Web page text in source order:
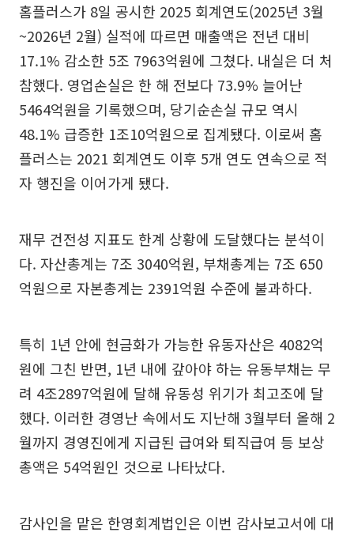
홈플러스가 8일 공시한 2025 회계연도(2025년 3월
~2026년 2월) 실적에 따르면 매출액은 전년 대비
17.1% 감소한 5조 7963억원에 그쳤다. 내실은 더 처
참했다. 영업손실은 한 해 전보다 73.9% 늘어난
5464억원을 기록했으며, 당기순손실 규모 역시
48.1% 급증한 1조10억원으로 집계됐다. 이로써 홈
플러스는 2021 회계연도 이후 5개 연도 연속으로 적
자 행진을 이어가게 됐다.
재무 건전성 지표도 한계 상황에 도달했다는 분석이
다. 자산총계는 7조 3040억원, 부채총계는 7조 650
억원으로 자본총계는 2391억원 수준에 불과하다.
특히 1년 안에 현금화가 가능한 유동자산은 4082억
원에 그친 반면, 1년 내에 갚아야 하는 유동부채는 무
려 4조2897억원에 달해 유동성 위기가 최고조에 달
했다. 이러한 경영난 속에서도 지난해 3월부터 올해 2
월까지 경영진에게 지급된 급여와 퇴직급여 등 보상
총액은 54억원인 것으로 나타났다.
감사인을 맡은 한영회계법인은 이번 감사보고서에 대